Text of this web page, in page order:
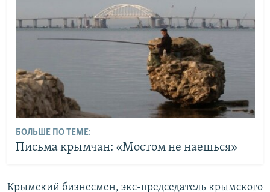
БОЛЬШЕ ПО ТЕМЕ:
Письма крымчан: «Мостом не наешься»
Крымский бизнесмен, экс-председатель крымского